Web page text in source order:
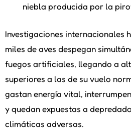
niebla producida por la
Investigaciones internacionales
miles de aves despegan
fuegos artificiales, llegando a
superiores a las de su vuelo
gastan energía vital,
y quedan expuestas a
climáticas adversas.